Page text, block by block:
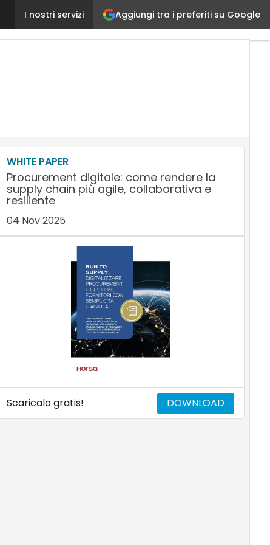
Aggiungi tra i preferiti su Google
I nostri servizi
Trasporti, l’Authority di New York ha risparmiato
WHITE PAPER
Procurement digitale: come rendere la
supply chain più agile, collaborativa e
resiliente
04 Nov 2025
Scaricalo gratis! DOWNLOAD